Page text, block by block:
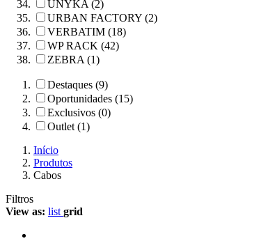
UNYKA (2)
URBAN FACTORY (2)
VERBATIM (18)
WP RACK (42)
ZEBRA (1)
Destaques (9)
Oportunidades (15)
Exclusivos (0)
Outlet (1)
Início
Produtos
Cabos
Filtros
View as: list grid